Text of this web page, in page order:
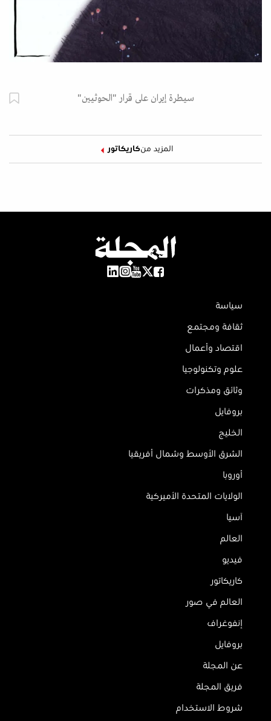
سيطرة إيران على قرار "الحوثيين"
المزيد منكاريكاتور
سياسة
ثقافة ومجتمع
اقتصاد وأعمال
علوم وتكنولوجيا
وثائق ومذكرات
بروفايل
الخليج
الشرق الأوسط وشمال أفريقيا
أوروبا
الولايات المتحدة الأميركية
آسيا
العالم
فيديو
كاريكاتور
العالم في صور
إنفوغراف
بروفايل
عن المجلة
فريق المجلة
شروط الاستخدام